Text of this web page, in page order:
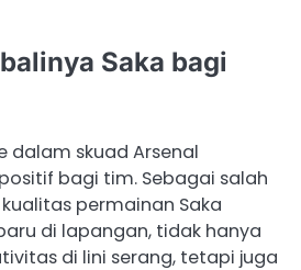
Saka bagi
dalam skuad Arsenal
bagi tim. Sebagai salah
permainan Saka
di lapangan, tidak hanya
di lini serang, tetapi juga